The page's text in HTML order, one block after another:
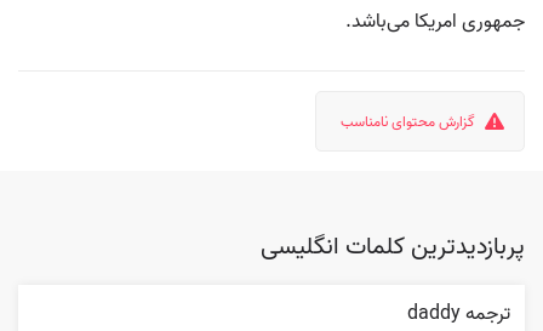
جمهوری امریکا می‌باشد.
گزارش محتوای نامناسب
پربازدیدترین کلمات انگلیسی
ترجمه daddy